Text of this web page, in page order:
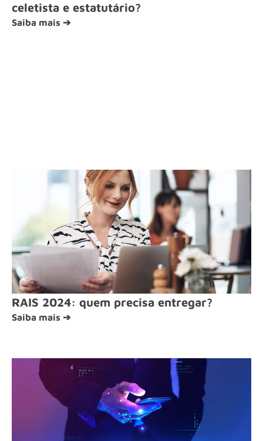
celetista e estatutário?
Saiba mais ➔
RAIS 2024: quem precisa entregar?
Saiba mais ➔